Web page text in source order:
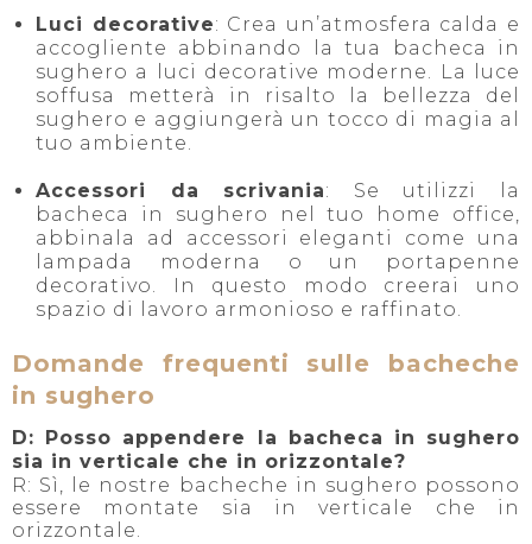
Luci decorative: Crea un’atmosfera calda e
accogliente abbinando la tua bacheca in
sughero a luci decorative moderne. La luce
soffusa metterà in risalto la bellezza del
sughero e aggiungerà un tocco di magia al
tuo ambiente.
Accessori da scrivania: Se utilizzi la
bacheca in sughero nel tuo home office,
abbinala ad accessori eleganti come una
lampada moderna o un portapenne
decorativo. In questo modo creerai uno
spazio di lavoro armonioso e raffinato.
Domande frequenti sulle bacheche
in sughero
D: Posso appendere la bacheca in sughero
sia in verticale che in orizzontale?
R: Sì, le nostre bacheche in sughero possono
essere montate sia in verticale che in
orizzontale.